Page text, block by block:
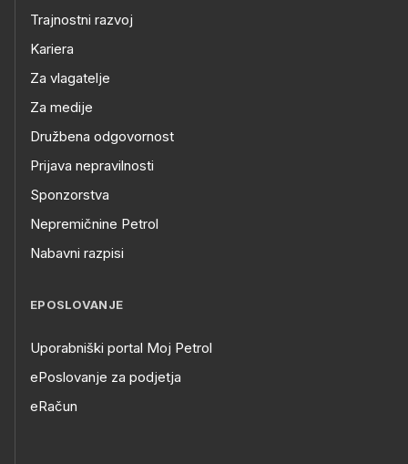
Trajnostni razvoj
Kariera
Za vlagatelje
Za medije
Družbena odgovornost
Prijava nepravilnosti
Sponzorstva
Nepremičnine Petrol
Nabavni razpisi
EPOSLOVANJE
Uporabniški portal Moj Petrol
ePoslovanje za podjetja
eRačun